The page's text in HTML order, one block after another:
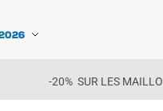
-20% SUR LES